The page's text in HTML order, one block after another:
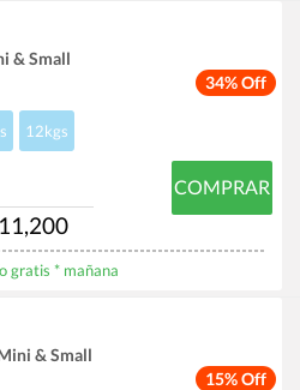
34% Off
& Small
12kgs
COMPRAR
gratis * mañana
15% Off
& Small